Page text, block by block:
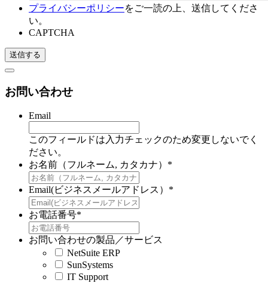
プライバシーポリシーをご一読の上、送信してくださ
い。
CAPTCHA
お問い合わせ
Email
このフィールドは入力チェックのため変更しないでく
ださい。
お名前（フルネーム, カタカナ） *
Email(ビジネスメールアドレス） *
お電話番号*
お問い合わせの製品／サービス
NetSuite ERP
SunSystems
IT Support